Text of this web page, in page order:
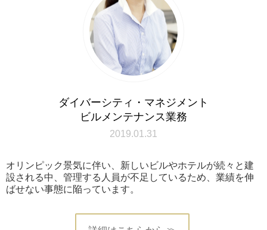
ダイバーシティ・マネジメント
ビルメンテナンス業務
2019.01.31
オリンピック景気に伴い、新しいビルやホテルが続々と建
設される中、管理する人員が不足しているため、業績を伸
ばせない事態に陥っています。